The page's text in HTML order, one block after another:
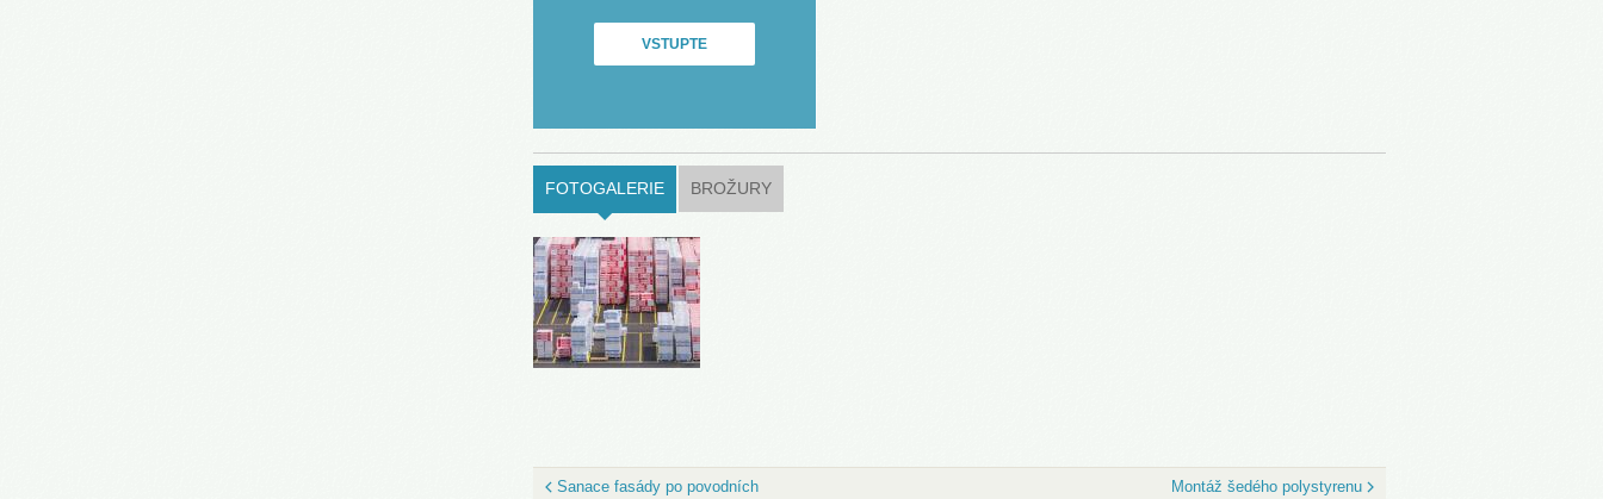
VSTUPTE
FOTOGALERIE (ACTIVE TAB)
BROŽURY
Sanace fasády po povodních Montáž šedého polystyrenu